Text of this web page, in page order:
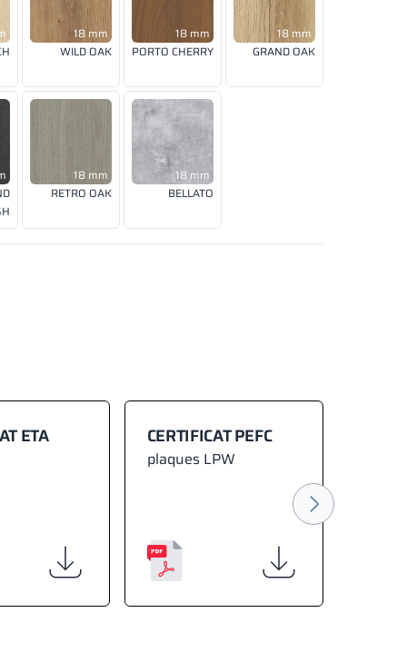
18 mm
WILD OAK
18 mm
PORTO CHERRY
18 mm
GRAND OAK
18 mm
RETRO OAK
18 mm
BELLATO
ETA CERTIFICAT PEFC
plaques LPW